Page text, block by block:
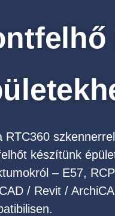
RTC360
készítünk
– E57,
/ Revit /